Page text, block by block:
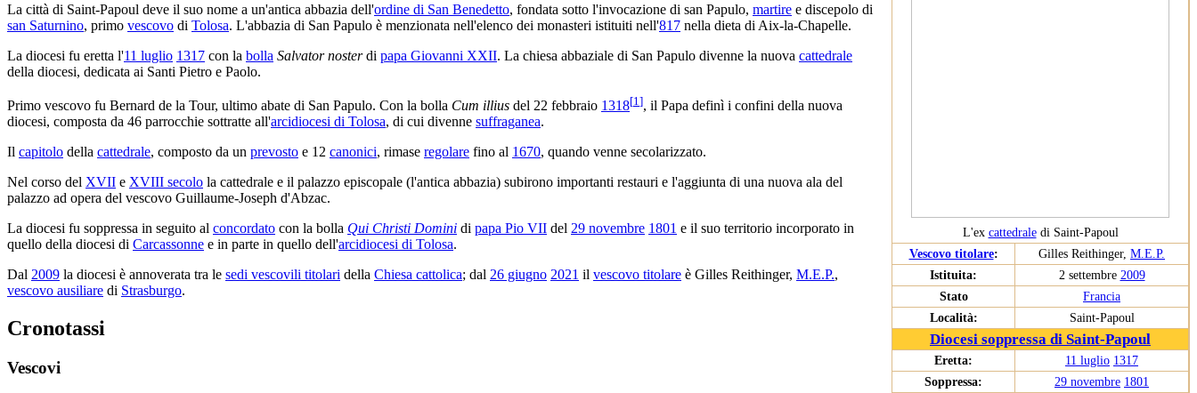
L'ex cattedraledi Saint-Papoul
Vescovo titolare: Gilles Reithinger, M.E.P.
Istituita:
2 settembre 2009
Stato
Francia
Località:
Saint-Papoul
Diocesi soppressa di Saint-Papoul
Eretta: 11 luglio 1317
Soppressa:
29 novembre 1801
La città di Saint-Papoul deve il suo nome a un'antica abbazia dell'ordine di San Benedetto, fondata sotto l'invocazione di san Papulo, martire e discepolo di
san Saturnino, primo vescovo di Tolosa. L'abbazia di San Papulo è menzionata nell'elenco dei monasteri istituiti nell'817 nella dieta di Aix-la-Chapelle.
La diocesi fu eretta l'11 luglio 1317 con la bolla Salvator nosterdi papa Giovanni XXII. La chiesa abbaziale di San Papulo divenne la nuova cattedrale
della diocesi, dedicata ai Santi Pietro e Paolo.
Primo vescovo fu Bernard de la Tour, ultimo abate di San Papulo. Con la bolla Cum illius del 22 febbraio 1318[1 ], il Papa definì i confini della nuova
diocesi, composta da 46 parrocchie sottratte all'arcidiocesi di Tolosa, di cui divenne suffraganea.
Il capitolo della cattedrale, composto da un prevosto e 12 canonici, rimase regolare fino al 1670, quando venne secolarizzato.
Nel corso del XVII e XVIII secolo la cattedrale e il palazzo episcopale (l'antica abbazia) subirono importanti restauri e l'aggiunta di una nuova ala del
palazzo ad opera del vescovo Guillaume-Joseph d'Abzac.
La diocesi fu soppressa in seguito al concordato con la bolla Qui Christi Domini di papa Pio VII del 29 novembre 1801 e il suo territorio incorporato in
quello della diocesi di Carcassonne e in parte in quello dell'arcidiocesi di Tolosa.
Dal 2009 la diocesi è annoverata tra le sedi vescovili titolari della Chiesa cattolica; dal 26 giugno 2021 il vescovo titolare è Gilles Reithinger, M.E.P.,
vescovo ausiliare di Strasburgo.
Cronotassi
Vescovi